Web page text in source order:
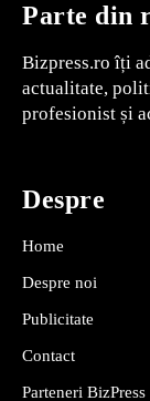
Parte din
Bizpress.ro îți
actualitate,
profesionist și
Despre
Home
Despre noi
Publicitate
Contact
Parteneri BizPress